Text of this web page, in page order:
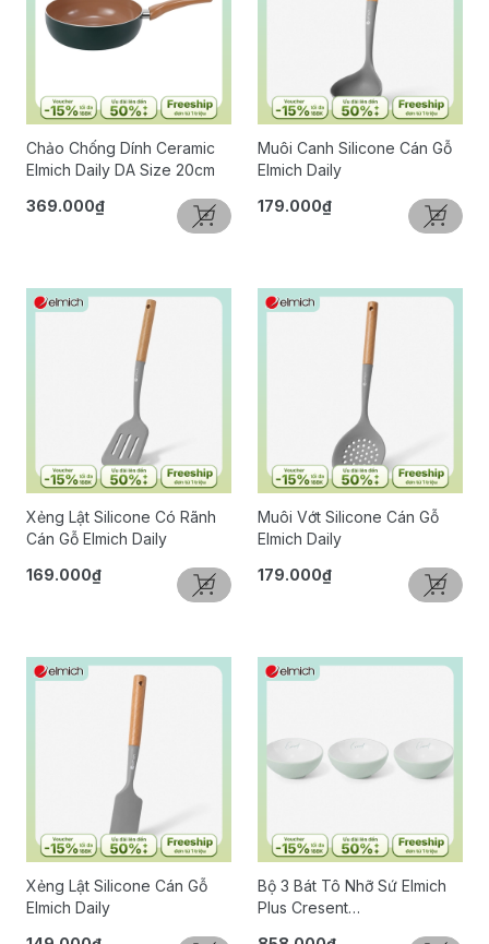
Chảo Chống Dính Ceramic
Elmich Daily DA Size 20cm
369.000₫
Muôi Canh Silicone Cán Gỗ
Elmich Daily
179.000₫
Xẻng Lật Silicone Có Rãnh
Cán Gỗ Elmich Daily
169.000₫
Muôi Vớt Silicone Cán Gỗ
Elmich Daily
179.000₫
Xẻng Lật Silicone Cán Gỗ
Elmich Daily
Bộ 3 Bát Tô Nhỡ Sứ Elmich
Plus Cresent